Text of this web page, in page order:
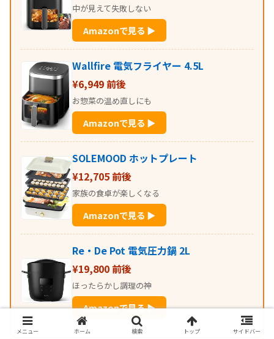
中が見えて失敗しない
Amazonで見る ▶
Wallfire 電気フライヤー 4.5L
¥6,949 前後
お惣菜の温め直しにも
Amazonで見る ▶
SOLEMOOD ホットプレート
¥12,705 前後
家族の食卓が楽しくなる
Amazonで見る ▶
Re・De Pot 電気圧力鍋 2L
¥19,800 前後
ほったらかし調理の神
Amazonで見る ▶
メニュー ホーム 検索 トップ サイドバー